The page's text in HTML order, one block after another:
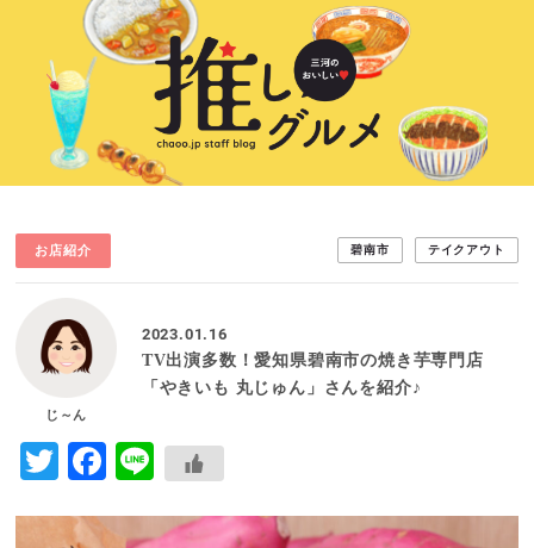
お店紹介 碧南市 テイクアウト
じ～ん
2023.01.16
TV出演多数！愛知県碧南市の焼き芋専門店
「やきいも 丸じゅん」さんを紹介♪
Twitter
Facebook
Line